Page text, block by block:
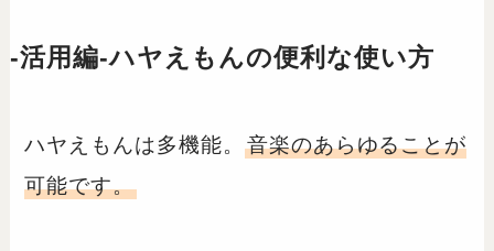
-活用編-ハヤえもんの便利な使い方
ハヤえもんは多機能。 音楽のあらゆることが
可能です。